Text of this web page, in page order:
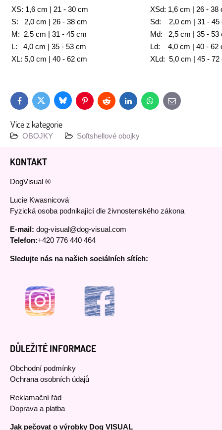
XS: 1,6 cm | 21 - 30 cm
XSd: 1,6 cm | 26 - 38
S: 2,0 cm | 26 - 38 cm
Sd: 2,0 cm | 31 - 45
M: 2.5 cm | 31 - 45 cm
Md: 2,5 cm | 35 - 53
L: 4,0 cm | 35 - 53 cm
Ld: 4,0 cm | 40 - 62
XL: 5,0 cm | 40 - 62 cm
XLd: 5,0 cm | 45 - 72
FacebookTwitter BlueskyPinterestReddit LinkedInWhatsApp
E-
mail
Více z kategorie
OBOJKY Softshellové obojky
KONTAKT
DogVisual ®
Lucie Kwasnicová
Fyzická osoba podnikající dle živnostenského zákona
E-mail: dog-visual@dog-visual.com
Telefon:+420 776 440 464
Sledujte nás na našich sociálních sítích:
DŮLEŽITÉ INFORMACE
Obchodní podmínky
Ochrana osobních údajů
Reklamační řád
Doprava a platba
Jak pečovat o výrobky Dog VISUAL